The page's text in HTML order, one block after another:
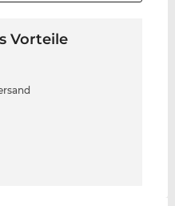
Vorteile